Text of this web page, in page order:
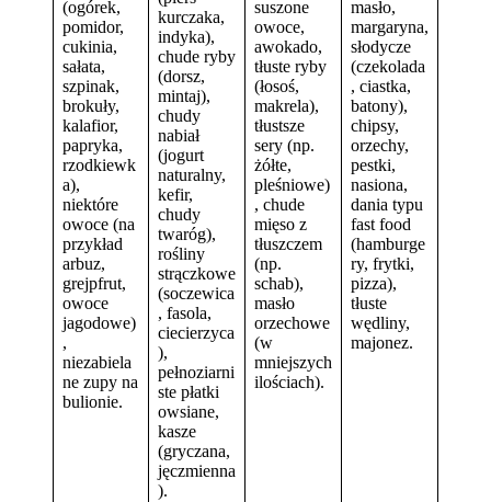
(ogórek,
pomidor,
cukinia,
sałata,
szpinak,
brokuły,
kalafior,
papryka,
rzodkiewk
a),
niektóre
owoce (na
przykład
arbuz,
grejpfrut,
owoce
jagodowe)
,
niezabiela
ne zupy na
bulionie.
kurczaka,
indyka),
chude ryby
(dorsz,
mintaj),
chudy
nabiał
(jogurt
naturalny,
kefir,
chudy
twaróg),
rośliny
strączkowe
(soczewica
, fasola,
ciecierzyca
),
pełnoziarni
ste płatki
owsiane,
kasze
(gryczana,
jęczmienna
).
suszone
owoce,
awokado,
tłuste ryby
(łosoś,
makrela),
tłustsze
sery (np.
żółte,
pleśniowe)
, chude
mięso z
tłuszczem
(np.
schab),
masło
orzechowe
(w
mniejszych
ilościach).
masło,
margaryna,
słodycze
(czekolada
, ciastka,
batony),
chipsy,
orzechy,
pestki,
nasiona,
dania typu
fast food
(hamburge
ry, frytki,
pizza),
tłuste
wędliny,
majonez.